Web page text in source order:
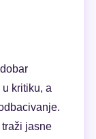
kritiku, a
jasne